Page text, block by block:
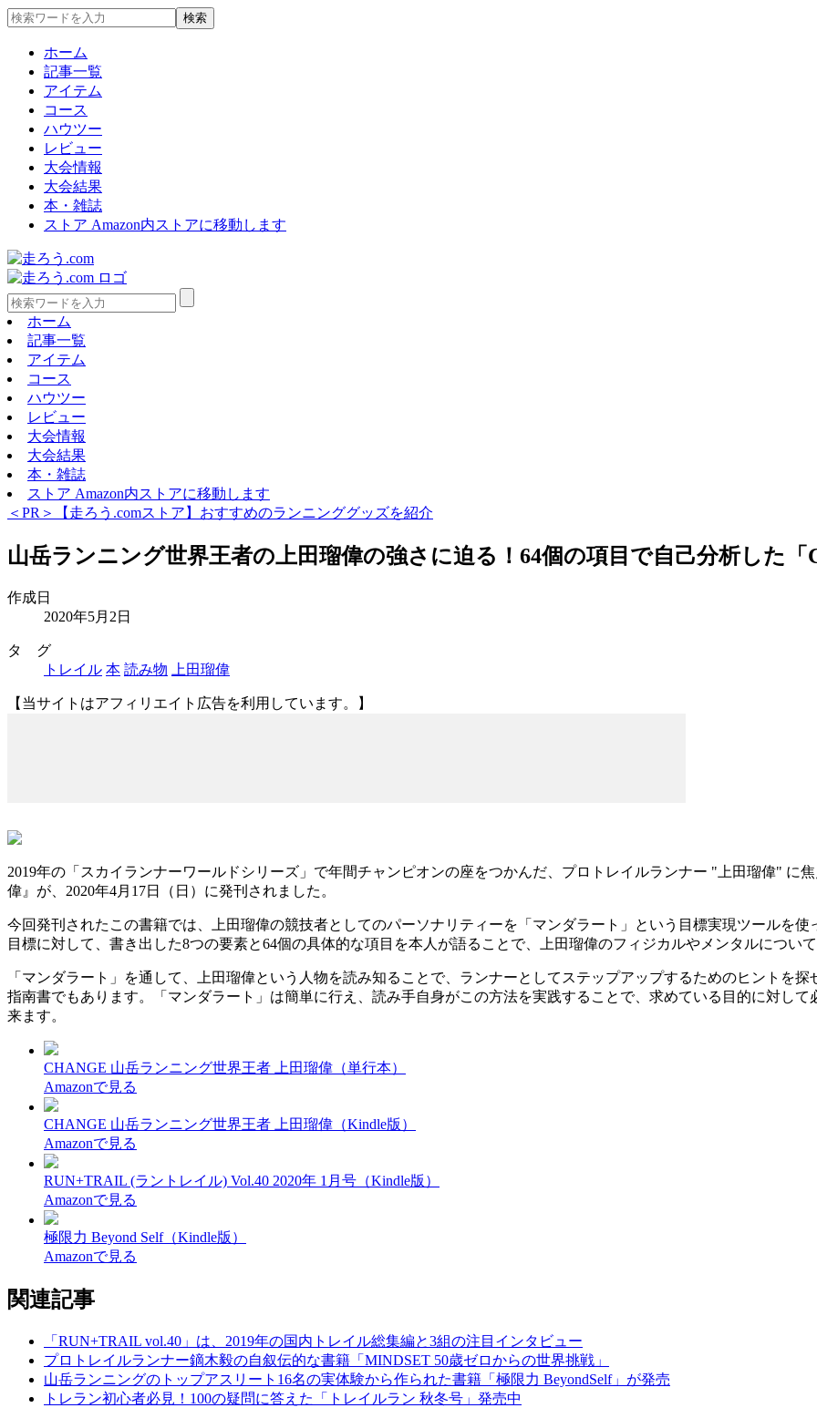
ホーム
記事一覧
アイテム
コース
ハウツー
レビュー
大会情報
大会結果
本・雑誌
ストア Amazon内ストアに移動します
ホーム
記事一覧
アイテム
コース
ハウツー
レビュー
大会情報
大会結果
本・雑誌
ストア Amazon内ストアに移動します
＜PR＞【走ろう.comストア】おすすめのランニンググッズを紹介
山岳ランニング世界王者の上田瑠偉の強さに迫る！64個の項目で自己分析した「
作成日
2020年5月2日
タ グ
トレイル 本 読み物 上田瑠偉
【当サイトはアフィリエイト広告を利用しています。】
2019年の「スカイランナーワールドシリーズ」で年間チャンピオンの座をつかんだ、プロトレイルランナー "上田瑠偉" に
偉』が、2020年4月17日（日）に発刊されました。
今回発刊されたこの書籍では、上田瑠偉の競技者としてのパーソナリティーを「マンダラート」という目標実現ツールを
目標に対して、書き出した8つの要素と64個の具体的な項目を本人が語ることで、上田瑠偉のフィジカルやメンタルについ
「マンダラート」を通して、上田瑠偉という人物を読み知ることで、ランナーとしてステップアップするためのヒントを
指南書でもあります。「マンダラート」は簡単に行え、読み手自身がこの方法を実践することで、求めている目的に対し
来ます。
CHANGE 山岳ランニング世界王者 上田瑠偉（単行本）
Amazonで見る
CHANGE 山岳ランニング世界王者 上田瑠偉（Kindle版）
Amazonで見る
RUN+TRAIL (ラントレイル) Vol.40 2020年 1月号（Kindle版）
Amazonで見る
極限力 Beyond Self（Kindle版）
Amazonで見る
関連記事
「RUN+TRAIL vol.40」は、2019年の国内トレイル総集編と3組の注目インタビュー
プロトレイルランナー鏑木毅の自叙伝的な書籍「MINDSET 50歳ゼロからの世界挑戦」
山岳ランニングのトップアスリート16名の実体験から作られた書籍「極限力 BeyondSelf」が発売
トレラン初心者必見！100の疑問に答えた「トレイルラン 秋冬号」発売中